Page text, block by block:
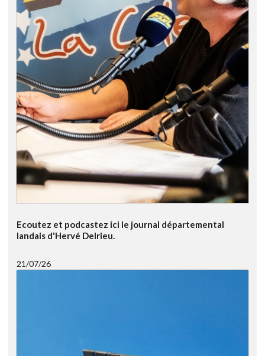
Ecoutez et podcastez ici le journal départemental
landais d'Hervé Delrieu.
21/07/26